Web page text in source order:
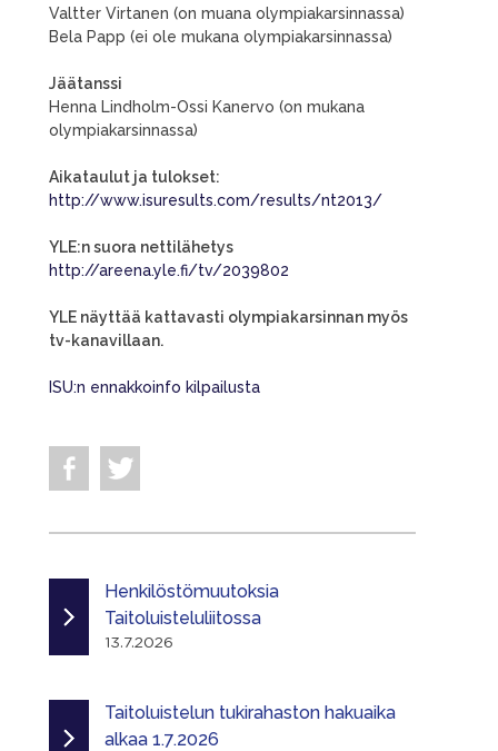
Valtter Virtanen (on muana olympiakarsinnassa)
Bela Papp (ei ole mukana olympiakarsinnassa)
Jäätanssi
Henna Lindholm-Ossi Kanervo (on mukana
olympiakarsinnassa)
Aikataulut ja tulokset:
http://www.isuresults.com/results/nt2013/
YLE:n suora nettilähetys
http://areena.yle.fi/tv/2039802
YLE näyttää kattavasti olympiakarsinnan myös
tv-kanavillaan.
ISU:n ennakkoinfo kilpailusta
Henkilöstömuutoksia
Taitoluisteluliitossa
13.7.2026
Taitoluistelun tukirahaston hakuaika
alkaa 1.7.2026